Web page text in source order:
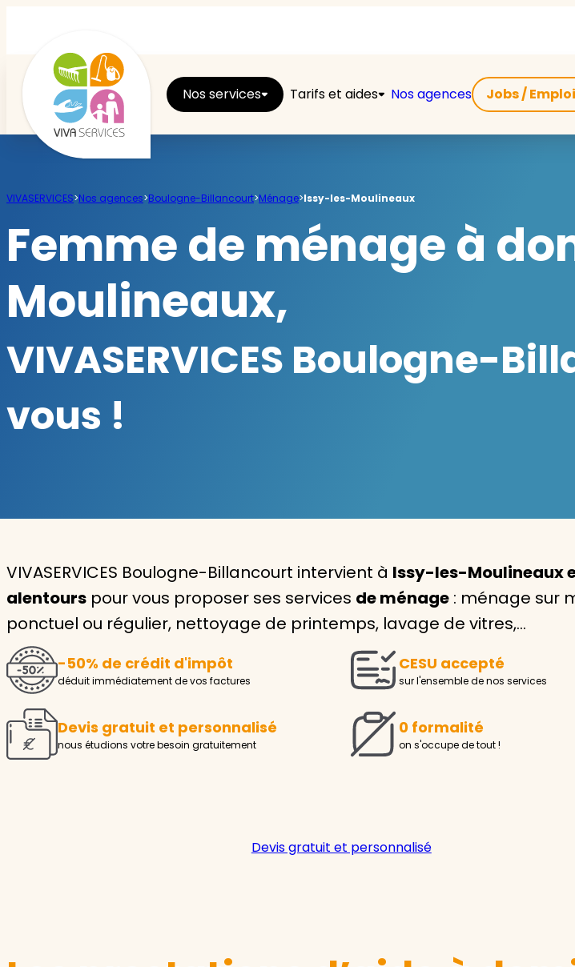
Nos services Tarifs et aides Nos agences Jobs /
Repassage
Jardin
Brico
Nounou
Voir tous les services
Avec
service à
Pour l’entretien de votre
ou l’accompagnement
domicile sont là pour vous
Demander un devis
VIVASERVICES>Nos agences>Boulogne-Billancourt>Ménage>Issy-les-Moulineaux
Femme de ménage à
Moulineaux,
VIVASERVICES Boulogne-
vous !
VIVASERVICES Boulogne-Billancourt intervient à Issy-les-Moulineaux
alentours pour vous proposer ses services de ménage : ménage sur
ponctuel ou régulier, nettoyage de printemps, lavage de vitres,…
-50% de crédit d'impôt
déduit immédiatement de vos factures
CESU accepté
sur l'ensemble de nos services
Devis gratuit et personnalisé
nous étudions votre besoin gratuitement
0 formalité
on s'occupe de tout !
Devis gratuit et personnalisé